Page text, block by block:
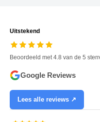
Uitstekend
Beoordeeld met 4.8 van de 5
Google Reviews
Lees alle reviews ↗